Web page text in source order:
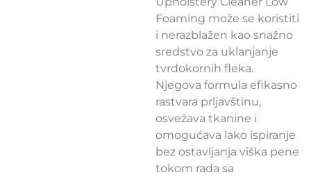
Foaming može se koristiti
i nerazblažen kao snažno
sredstvo za uklanjanje
tvrdokornih fleka.
Njegova formula efikasno
rastvara prljavštinu,
osvežava tkanine i
omogućava lako ispiranje
bez ostavljanja viška pene
tokom rada sa